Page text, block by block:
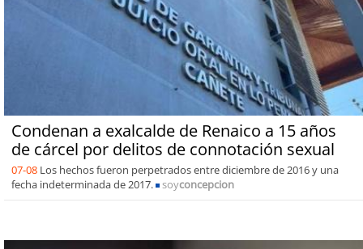
Condenan a exalcalde de Renaico a 15 años
de cárcel por delitos de connotación sexual
07-08 Los hechos fueron perpetrados entre diciembre de 2016 y una
fecha indeterminada de 2017.
soyconcepcion